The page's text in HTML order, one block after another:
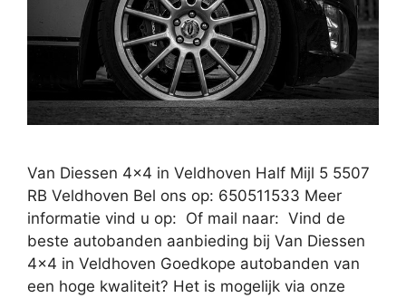
Van Diessen 4×4 in Veldhoven Half Mijl 5 5507
RB Veldhoven Bel ons op: 650511533 Meer
informatie vind u op: Of mail naar: Vind de
beste autobanden aanbieding bij Van Diessen
4×4 in Veldhoven Goedkope autobanden van
een hoge kwaliteit? Het is mogelijk via onze